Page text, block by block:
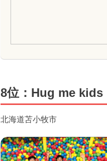
8位：Hug me kids
北海道苫小牧市